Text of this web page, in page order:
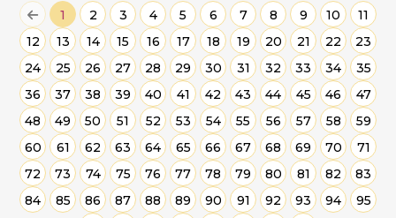
1 2 3 4 5 6 7 8 9 10
11
12
13 14 15 16 17 18 19 20 21 22
23
24
25 26 27 28 29 30 31 32 33 34
35
36
37 38 39 40 41 42 43 44 45 46
47
48
49 50 51 52 53 54 55 56 57 58
59
60
61 62 63 64 65 66 67 68 69 70
71
72
73 74 75 76 77 78 79 80 81 82
83
84
85 86 87 88 89 90 91 92 93 94
95